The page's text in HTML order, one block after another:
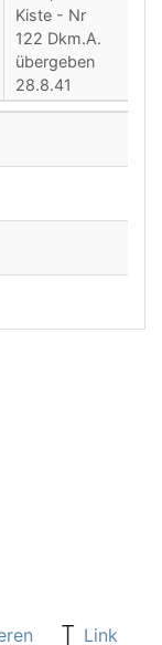
Kiste - Nr
122 Dkm.A.
übergeben
28.8.41
Link